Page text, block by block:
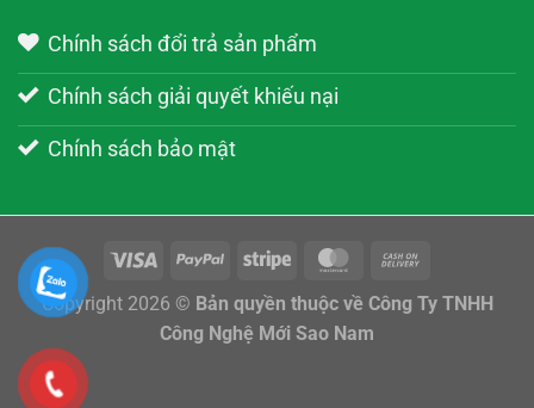
Chính sách đổi trả sản phẩm
Chính sách giải quyết khiếu nại
Chính sách bảo mật
Copyright 2026 © Bản quyền thuộc về Công Ty TNHH
Công Nghệ Mới Sao Nam